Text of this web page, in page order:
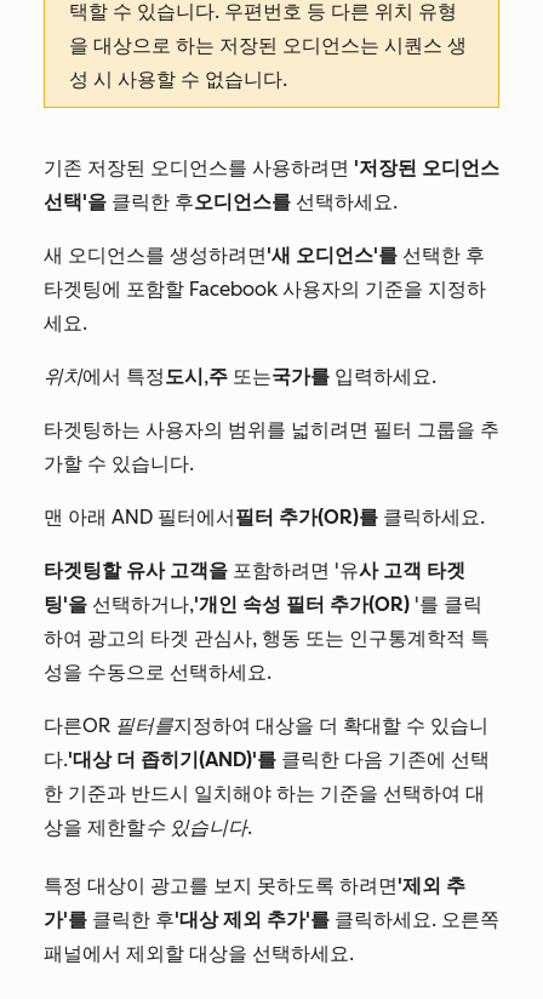
택할 수 있습니다. 우편번호 등 다른 위치 유형
을 대상으로 하는 저장된 오디언스는 시퀀스 생
성 시 사용할 수 없습니다.
기존 저장된 오디언스를 사용하려면 '저장된 오디언스
선택'을 클릭한 후오디언스를 선택하세요.
새 오디언스를 생성하려면'새 오디언스'를 선택한 후
타겟팅에 포함할 Facebook 사용자의 기준을 지정하
세요.
위치에서 특정도시 ,주 또는국가를 입력하세요.
타겟팅하는 사용자의 범위를 넓히려면 필터 그룹을 추
가할 수 있습니다.
맨 아래 AND 필터에서 필터 추가(OR)를 클릭하세요.
타겟팅할 유사 고객을 포함하려면 '유사 고객 타겟
팅'을 선택하거나,'개인 속성 필터 추가(OR) '를 클릭
하여 광고의 타겟 관심사, 행동 또는 인구통계학적 특
성을 수동으로 선택하세요.
다른OR 필터를지정하여 대상을 더 확대할 수 있습니
다.'대상 더 좁히기(AND)'를 클릭한 다음 기존에 선택
한 기준과 반드시 일치해야 하는 기준을 선택하여 대
상을 제한할수 있습니다.
특정 대상이 광고를 보지 못하도록 하려면'제외 추
가'를 클릭한 후'대상 제외 추가'를 클릭하세요. 오른쪽
패널에서 제외할 대상을 선택하세요.